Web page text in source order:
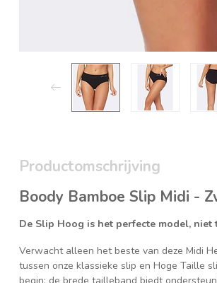
Productomschrijving
Boody Bamboe Slip Midi -
De Slip Hoog is het perfecte model, niet
Verwacht alleen het beste van deze Midi
tussen onze klassieke slip en Hoge Taille